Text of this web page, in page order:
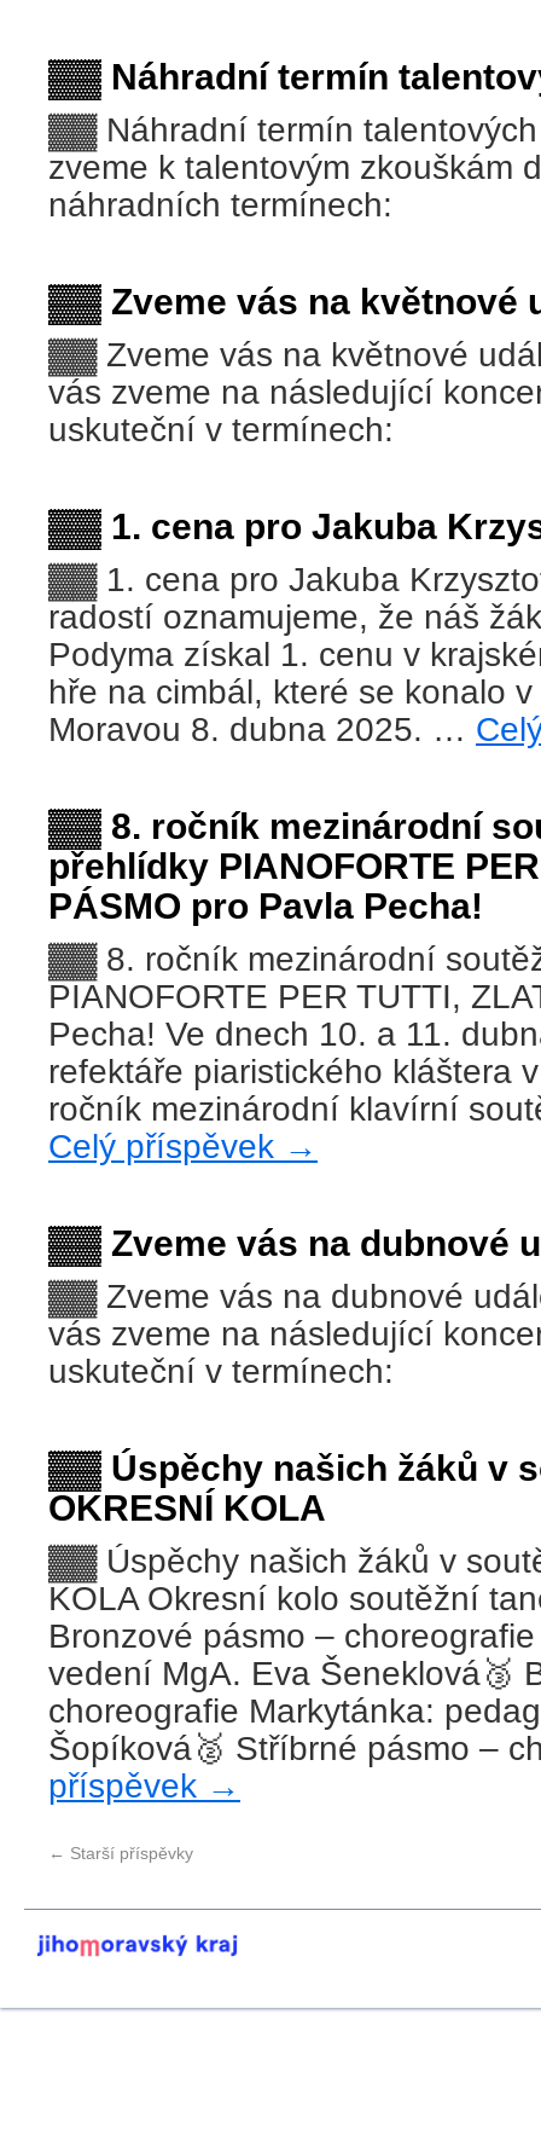
▓▓ Náhradní termín
▓▓ Náhradní termín
zveme k talentovým zkouškám
náhradních termínech:
▓▓ Zveme vás na květnové
▓▓ Zveme vás na květnové
vás zveme na následující
uskuteční v termínech:
▓▓ 1. cena pro Jakuba
▓▓ 1. cena pro Jakuba
radostí oznamujeme, že náš
Podyma získal 1. cenu v
hře na cimbál, které se konalo
Moravou 8. dubna 2025. …
▓▓ 8. ročník mezinárodní
přehlídky PIANOFORTE
PÁSMO pro Pavla Pecha!
▓▓ 8. ročník mezinárodní
PIANOFORTE PER TUTTI,
Pecha! Ve dnech 10. a 11.
refektáře piaristického kláštera
ročník mezinárodní klavírní
Celý příspěvek →
▓▓ Zveme vás na dubnové
▓▓ Zveme vás na dubnové
vás zveme na následující
uskuteční v termínech:
▓▓ Úspěchy našich žáků v
OKRESNÍ KOLA
▓▓ Úspěchy našich žáků v
KOLA Okresní kolo soutěžní
Bronzové pásmo –
vedení MgA. Eva Šeneklová🥉
choreografie Markytánka:
Šopíková🥈 Stříbrné pásmo –
příspěvek →
← Starší příspěvky